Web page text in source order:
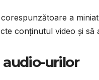
corespunzătoare a
conținutul video și să
urilor